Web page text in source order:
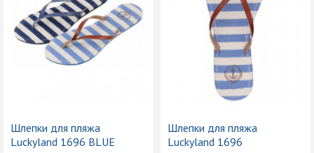
Шлепки для пляжа
Luckyland 1696 BLUE
Шлепки для пляжа
Luckyland 1696